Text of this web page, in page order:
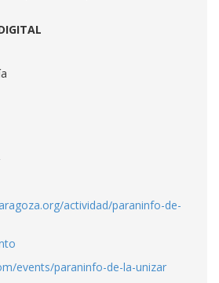
actividad/paraninfo-de-
events/paraninfo-de-la-unizar